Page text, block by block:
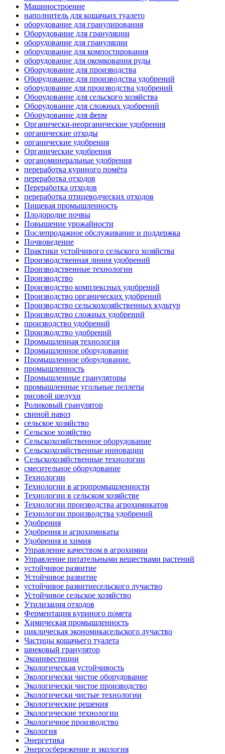
Машиностроение
наполнитель для кошачьих туалето
оборудование для гранулирования
Оборудование для грануляции
оборудование для грануляции
оборудование для компостирования
оборудование для окомкования руды
Оборудование для производства
Оборудование для производства удобрений
оборудование для производства удобрений
Оборудование для сельского хозяйства
Оборудование для сложных удобрений
Оборудование для ферм
Органически-неорганические удобрения
органические отходы
органические удобрения
Органические удобрения
органоминеральные удобрения
переработка куриного помёта
переработка отходов
Переработка отходов
переработка птицеводческих отходов
Пищевая промышленность
Плодородие почвы
Повышение урожайности
Послепродажное обслуживание и поддержка
Почвоведение
Практики устойчивого сельского хозяйства
Производственная линия удобрений
Производственные технологии
Производство
Производство комплексных удобрений
Производство органических удобрений
Производство сельскохозяйственных культур
Производство сложных удобрений
производство удобрений
Производство удобрений
Промышленная технология
Промышленное оборудование
Промышленное оборудование.
промышленность
Промышленные грануляторы
промышленные угольные пеллеты
рисовой шелухи
Роликовый гранулятор
свиной навоз
сельское хозяйство
Сельское хозяйство
Сельскохозяйственное оборудование
Сельскохозяйственные инновации
Сельскохозяйственные технологии
смесительное оборудование
Технологии
Технологии в агропромышленности
Технологии в сельском хозяйстве
Технологии производства агрохимикатов
Технологии производства удобрений
Удобрения
Удобрения и агрохимикаты
Удобрения и химия
Управление качеством в агрохимии
Управление питательными веществами растений
устойчивое развитие
Устойчивое развитие
устойчивое развитиесельского лучаство
Устойчивое сельское хозяйство
Утилизация отходов
Ферментация куриного помета
Химическая промышленность
циклическая экономикасельского лучаство
Частицы кошачьего туалета
шнековый гранулятор
Экоинвестиции
Экологическая устойчивость
Экологически чистое оборудование
Экологически чистое производство
Экологически чистые технологии
Экологические решения
Экологические технологии
Экологичное производство
Экология
Энергетика
Энергосбережение и экология